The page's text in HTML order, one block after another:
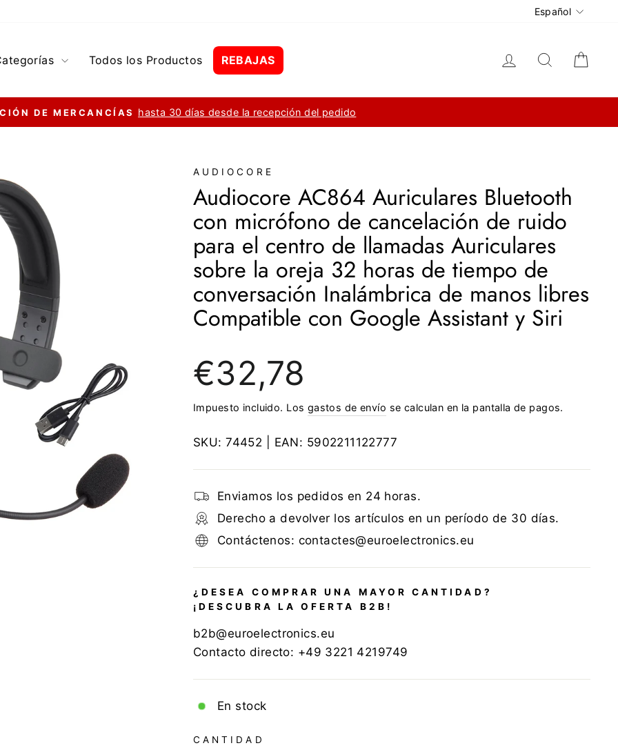
Idioma
Español
Todos los Productos REBAJAS Ingresar Buscar
diapositivas
DE MERCANCÍAS hasta 30 días desde la recepción del pedido
AUDIOCORE
Audiocore AC864 Auriculares Bluetooth
con micrófono de cancelación de ruido
para el centro de llamadas Auriculares
sobre la oreja 32 horas de tiempo de
conversación Inalámbrica de manos libres
Compatible con Google Assistant y Siri
regular
€32,78
Impuesto incluido. Los gastos de envío se calculan en la pantalla de pagos.
SKU:74452 | EAN: 5902211122777
Enviamos los pedidos en 24 horas.
Derecho a devolver los artículos en un período de 30 días.
Contáctenos: contactes@euroelectronics.eu
¿DESEA COMPRAR UNA MAYOR CANTIDAD?
¡DESCUBRA LA OFERTA B2B!
b2b@euroelectronics.eu
Contacto directo: +49 3221 4219749
En stock
CANTIDAD